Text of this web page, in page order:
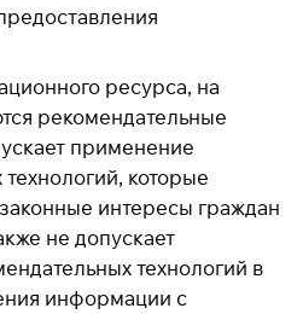
ресурса, на
рекомендательные
применение
которые
интересы граждан
не допускает
технологий в
информации с